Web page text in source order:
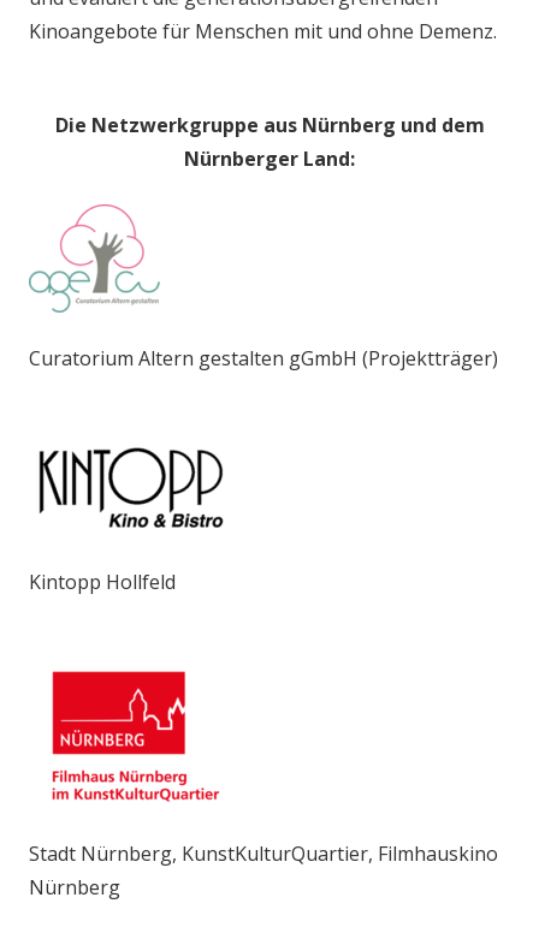
Kinoangebote für Menschen mit und ohne Demenz.
Die Netzwerkgruppe aus Nürnberg und dem
Nürnberger Land:
Curatorium Altern gestalten gGmbH (Projektträger)
Kintopp Hollfeld
Stadt Nürnberg, KunstKulturQuartier, Filmhauskino
Nürnberg